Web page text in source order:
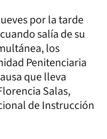
por la tarde
salía de su
los
Penitenciaria
que lleva
Salas,
de Instrucción